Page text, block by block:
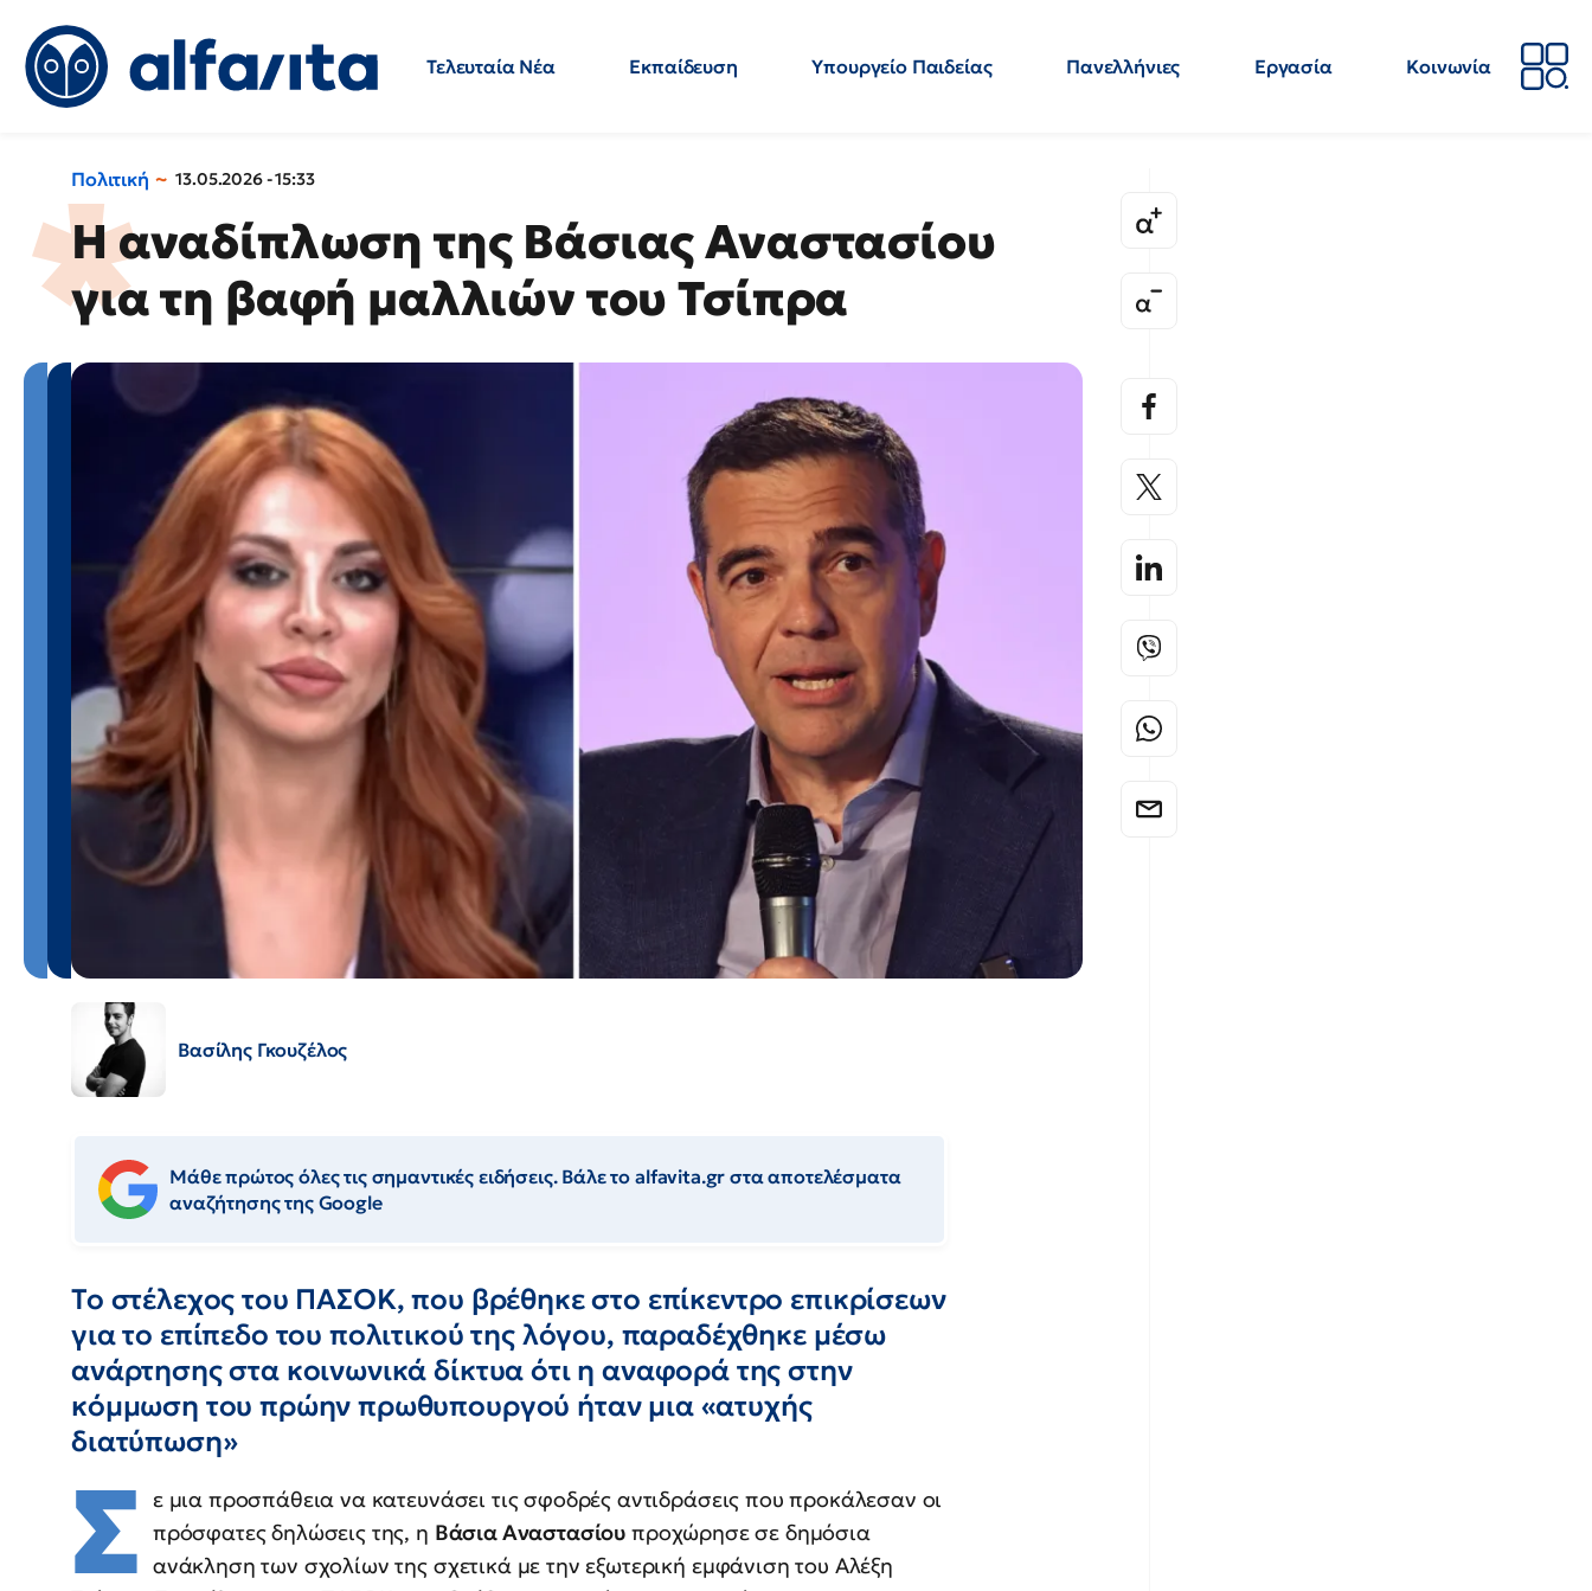
Τελευταία Νέα Εκπαίδευση Υπουργείο Παιδείας Πανελλήνιες Εργασία
Κοινωνία
Πολιτική 13.05.2026 - 15:33
Η αναδίπλωση της Βάσιας Αναστασίου
για τη βαφή μαλλιών του Τσίπρα
Βασίλης Γκουζέλος
Μάθε πρώτος όλες τις σημαντικές ειδήσεις. Βάλε το alfavita.gr στα αποτελέσματα
αναζήτησης της Google
Το στέλεχος του ΠΑΣΟΚ, που βρέθηκε στο επίκεντρο επικρίσεων
για το επίπεδο του πολιτικού της λόγου, παραδέχθηκε μέσω
ανάρτησης στα κοινωνικά δίκτυα ότι η αναφορά της στην
κόμμωση του πρώην πρωθυπουργού ήταν μια «ατυχής
διατύπωση»
Σ ε μια προσπάθεια να κατευνάσει τις σφοδρές αντιδράσεις που προκάλεσαν οι
πρόσφατες δηλώσεις της, η Βάσια Αναστασίου προχώρησε σε δημόσια
ανάκληση των σχολίων της σχετικά με την εξωτερική εμφάνιση του Αλέξη